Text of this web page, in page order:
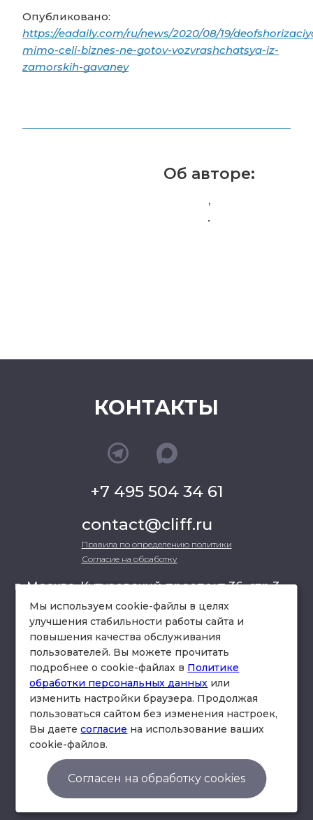
Опубликовано:
https://eadaily.com/ru/news/2020/08/19/
mimo-celi-biznes-ne-gotov-vozvrashchatsya-iz-
zamorskih-gavaney
Об авторе:
,
.
КОНТАКТЫ
+7 495 504 34 61
contact@cliff.ru
Правила по определению политики
Согласие на обработку
г. Москва, Кутузовский проспект 36, стр.3 ,
офис 301
схема проезда
© Юридическая фирма «Клифф».
Согласие на обработку
Мы используем cookie-файлы в целях
улучшения стабильности работы сайта и
повышения качества обслуживания
пользователей. Вы можете прочитать
подробнее о cookie-файлах в Политике
обработки персональных данных или
изменить настройки браузера. Продолжая
пользоваться сайтом без изменения настроек,
Вы даетесогласие на использование ваших
cookie-файлов.
Согласен на обработку cookies